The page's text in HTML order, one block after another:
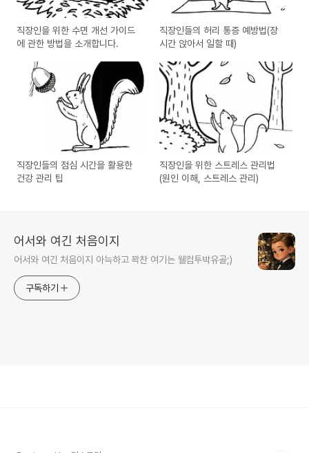
직장인을 위한 수면 개선 가이드
에 관한 방법을 소개합니다.
직장인들의 허리 통증 예방법(장
시간 앉아서 일할 때)
직장인들의 점심 시간을 활용한
건강 관리 팁
직장인을 위한 스트레스 관리법
(원인 이해, 스트레스 관리)
어서와 여긴 처음이지
어서와 여긴 처음이지 아늑하고 꽉찬 여기는 웰컴투박유골;)
구독하기